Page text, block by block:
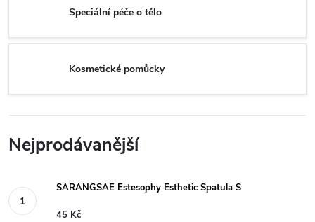
Speciální péče o tělo
Kosmetické pomůcky
Nejprodávanější
SARANGSAE Estesophy Esthetic Spatula S
45 Kč